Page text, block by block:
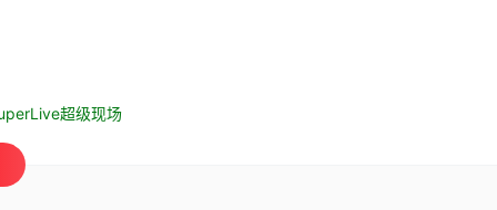
超级现场